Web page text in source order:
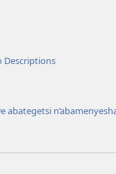
Descriptions
abategetsi